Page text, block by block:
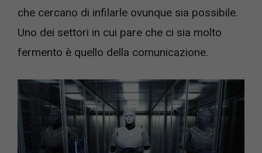
che cercano di infilarle ovunque sia possibile.
Uno dei settori in cui pare che ci sia molto
fermento è quello della comunicazione.